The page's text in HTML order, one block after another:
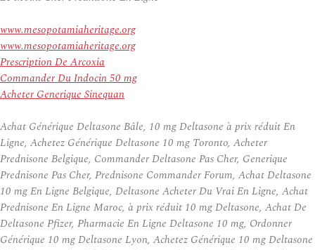
www.mesopotamiaheritage.org
www.mesopotamiaheritage.org
Prescription De Arcoxia
Commander Du Indocin 50 mg
Acheter Generique Sinequan
Achat Générique Deltasone Bâle, 10 mg Deltasone à prix réduit En
Ligne, Achetez Générique Deltasone 10 mg Toronto, Acheter
Prednisone Belgique, Commander Deltasone Pas Cher, Generique
Prednisone Pas Cher, Prednisone Commander Forum, Achat Deltasone
10 mg En Ligne Belgique, Deltasone Acheter Du Vrai En Ligne, Achat
Prednisone En Ligne Maroc, à prix réduit 10 mg Deltasone, Achat De
Deltasone Pfizer, Pharmacie En Ligne Deltasone 10 mg, Ordonner
Générique 10 mg Deltasone Lyon, Achetez Générique 10 mg Deltasone